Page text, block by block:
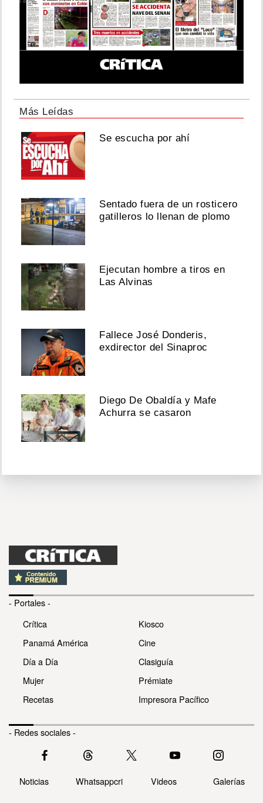
Más Leídas
Se escucha por ahí
Sentado fuera de un rosticero
gatilleros lo llenan de plomo
Ejecutan hombre a tiros en
Las Alvinas
Fallece José Donderis,
exdirector del Sinaproc
Diego De Obaldía y Mafe
Achurra se casaron
- Portales -
Crítica
Panamá América
Día a Día
Mujer
Recetas
Kiosco
Cine
Clasiguía
Prémiate
Impresora Pacífico
- Redes sociales -
Noticias Whatsappcri Videos Galerías